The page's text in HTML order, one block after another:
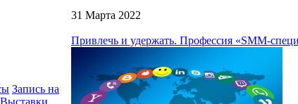
Запись на
Выставки
31 Марта 2022
Привлечь и удержать. Профессия «SMM-